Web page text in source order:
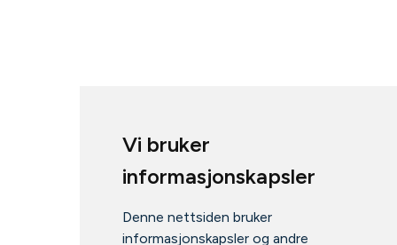
Vi bruker
informasjonskapsler
Denne nettsiden bruker
informasjonskapsler og andre